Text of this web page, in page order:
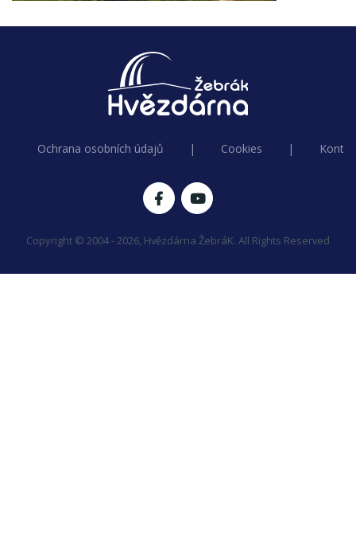
Ochrana osobních údajů | Cookies |
Copyright © 2004 - 2026, Hvězdárna ŽebráK. All Rights Reserved